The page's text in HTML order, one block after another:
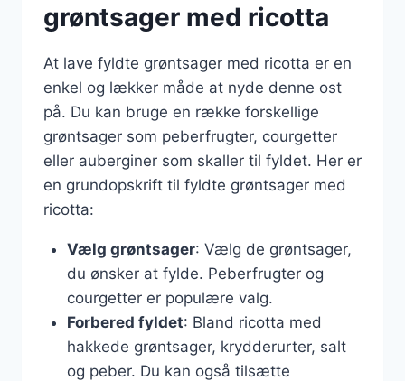
grøntsager med ricotta
At lave fyldte grøntsager med ricotta er en
enkel og lækker måde at nyde denne ost
på. Du kan bruge en række forskellige
grøntsager som peberfrugter, courgetter
eller auberginer som skaller til fyldet. Her er
en grundopskrift til fyldte grøntsager med
ricotta:
Vælg grøntsager: Vælg de grøntsager,
du ønsker at fylde. Peberfrugter og
courgetter er populære valg.
Forbered fyldet: Bland ricotta med
hakkede grøntsager, krydderurter, salt
og peber. Du kan også tilsætte